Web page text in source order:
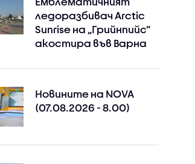
ледоразбивач Arctic
Sunrise на „Грийнпийс”
акостира във Варна
Новините на NOVA
(07.08.2026 - 8.00)